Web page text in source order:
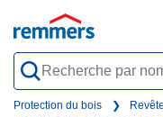
Protection du bois